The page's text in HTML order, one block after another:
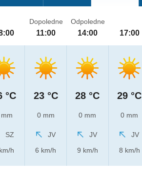
°C
SZ
h
Dopoledne
11:00
23 °C
0 mm
JV
6 km/h
Odpoledne
14:00
28 °C
0 mm
JV
9 km/h
17:00
29 °C
0 mm
JV
8 km/h